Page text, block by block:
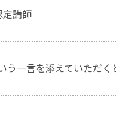
定講師
う一言を添えていただ